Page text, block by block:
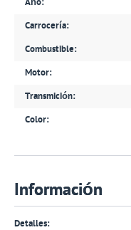
Carrocería:
Combustible:
Motor:
Transmición:
Color:
Información
Detalles: